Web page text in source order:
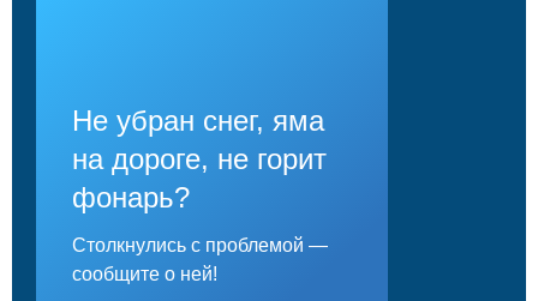
Не убран снег, яма
на дороге, не горит
фонарь?
Столкнулись с проблемой —
сообщите о ней!